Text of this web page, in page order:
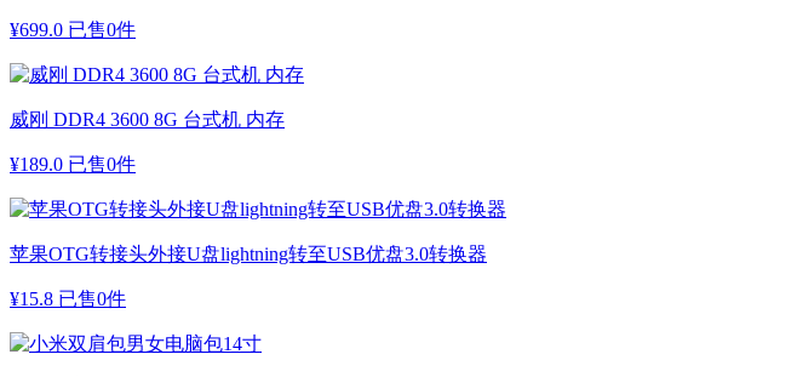
¥699.0 已售0件
威刚 DDR4 3600 8G 台式机 内存
¥189.0 已售0件
苹果OTG转接头外接U盘lightning转至USB优盘3.0转换器
¥15.8 已售0件